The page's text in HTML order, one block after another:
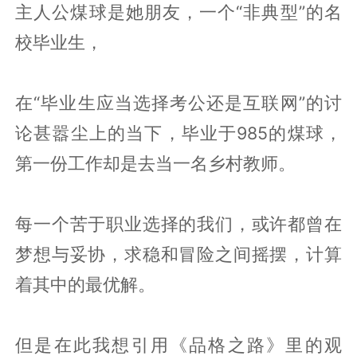
主人公煤球是她朋友，一个“非典型”的名
校毕业生，
在“毕业生应当选择考公还是互联网”的讨
论甚嚣尘上的当下，毕业于985的煤球，
第一份工作却是去当一名乡村教师。
每一个苦于职业选择的我们，或许都曾在
梦想与妥协，求稳和冒险之间摇摆，计算
着其中的最优解。
但是在此我想引用《品格之路》里的观